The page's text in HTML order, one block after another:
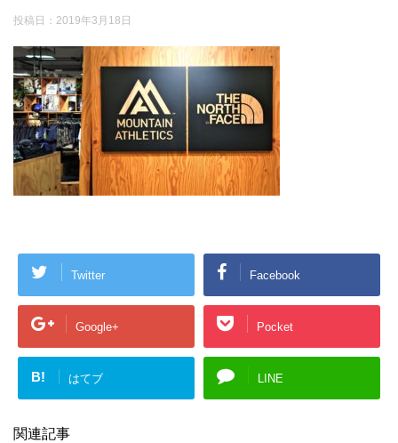
投稿日： 2019年3月18日
Twitter Facebook
Google+ Pocket
B! はてブ LINE
関連記事